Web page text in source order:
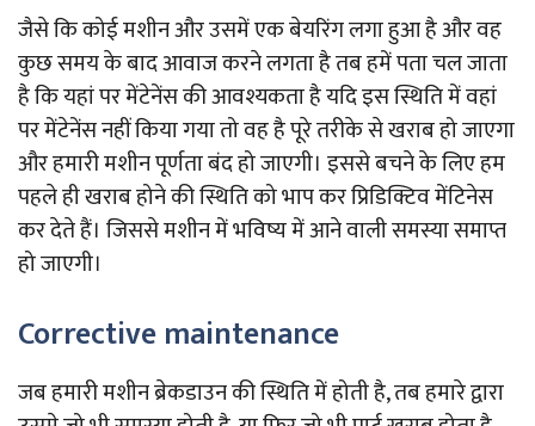
जैसे कि कोई मशीन और उसमें एक बेयरिंग लगा हुआ है और वह
कुछ समय के बाद आवाज करने लगता है तब हमें पता चल जाता
है कि यहां पर मेंटेनेंस की आवश्यकता है यदि इस स्थिति में वहां
पर मेंटेनेंस नहीं किया गया तो वह है पूरे तरीके से खराब हो जाएगा
और हमारी मशीन पूर्णता बंद हो जाएगी। इससे बचने के लिए हम
पहले ही खराब होने की स्थिति को भाप कर प्रिडिक्टिव मेंटिनेस
कर देते हैं। जिससे मशीन में भविष्य में आने वाली समस्या समाप्त
हो जाएगी।
Corrective maintenance
जब हमारी मशीन ब्रेकडाउन की स्थिति में होती है, तब हमारे द्वारा